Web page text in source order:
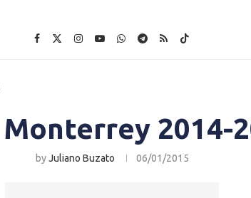
2014-
byJuliano Buzato 06/01/2015